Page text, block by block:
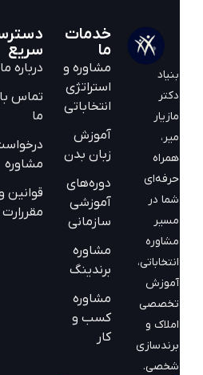
مازیار
همراه
حرفه‌ای
شما در
مسیر
مشاوره
انتخاباتی،
آموزش
تخصصی
املاک و
برندسازی
شخصی.
خدمات
مشاوره و
استراتژی
انتخاباتی
آموزش
زبان بدن
دوره‌های
آموزشی
سازمانی
مشاوره
برندینگ
مشاوره
کسب و
دسترسی
سریع
درباره ما
تماس با
ما
درخواست
مشاوره
قوانین و
مقررارت